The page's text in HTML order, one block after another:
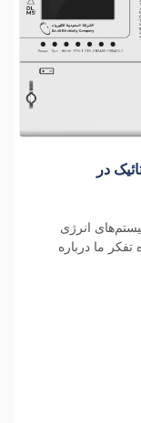
در
انرژی
ما درباره